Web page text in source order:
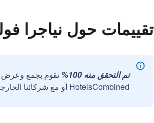
تقييمات حول نياجرا
تم التحقق منه 100%
نقوم بجمع وعرض
HotelsCombined أو مع شركائنا الخارجيين الموثوقين.